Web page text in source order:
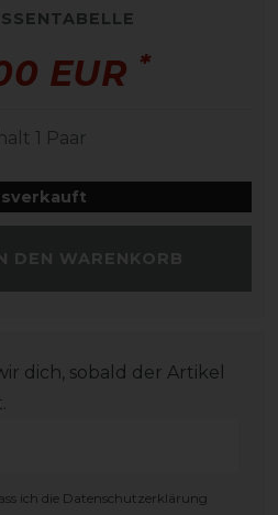
EUR *
1 Paar
DEN WARENKORB
dich, sobald der Artikel
ich die Daten­schutz­erklärung